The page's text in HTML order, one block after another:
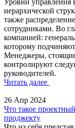
Уровни управления
иерархической
также
сотрудниками. Во
компанией:
которому
Менеджеры,
контролируют
руководителей.
Читать далее
26 Апр 2024
Что такое
проджекту